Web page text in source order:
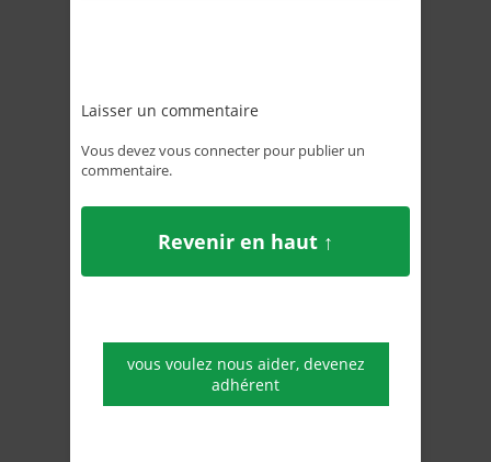
Laisser un commentaire
Vous devezvous connecter pour publier un
commentaire.
Revenir en haut ↑
vous voulez nous aider, devenez
adhérent